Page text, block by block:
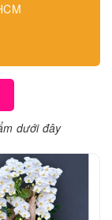
dưới đây